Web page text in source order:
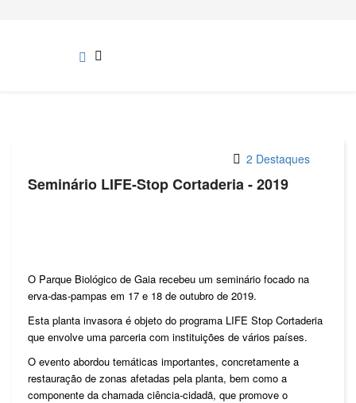
2 Destaques
Seminário LIFE-Stop Cortaderia - 2019
O Parque Biológico de Gaia recebeu um seminário focado na
erva-das-pampas em 17 e 18 de outubro de 2019.
Esta planta invasora é objeto do programa LIFE Stop Cortaderia
que envolve uma parceria com instituições de vários países.
O evento abordou temáticas importantes, concretamente a
restauração de zonas afetadas pela planta, bem como a
componente da chamada ciência-cidadã, que promove o